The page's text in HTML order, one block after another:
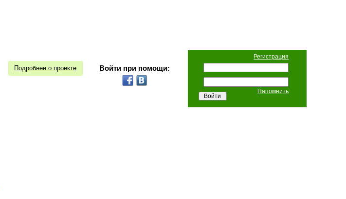
Регистрация
Напомнить
Войти при помощи:
Подробнее о проекте